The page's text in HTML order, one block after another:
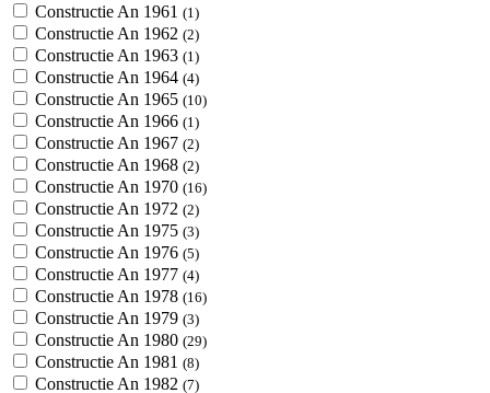
Constructie An 1961 (1)
Constructie An 1962 (2)
Constructie An 1963 (1)
Constructie An 1964 (4)
Constructie An 1965 (10)
Constructie An 1966 (1)
Constructie An 1967 (2)
Constructie An 1968 (2)
Constructie An 1970 (16)
Constructie An 1972 (2)
Constructie An 1975 (3)
Constructie An 1976 (5)
Constructie An 1977 (4)
Constructie An 1978 (16)
Constructie An 1979 (3)
Constructie An 1980 (29)
Constructie An 1981 (8)
Constructie An 1982 (7)